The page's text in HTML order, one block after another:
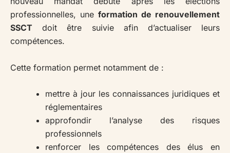
professionnelles, une formation de renouvellement
SSCT doit être suivie afin d’actualiser leurs
compétences.
Cette formation permet notamment de :
mettre à jour les connaissances juridiques et
réglementaires
approfondir l’analyse des risques
professionnels
renforcer les compétences des élus en